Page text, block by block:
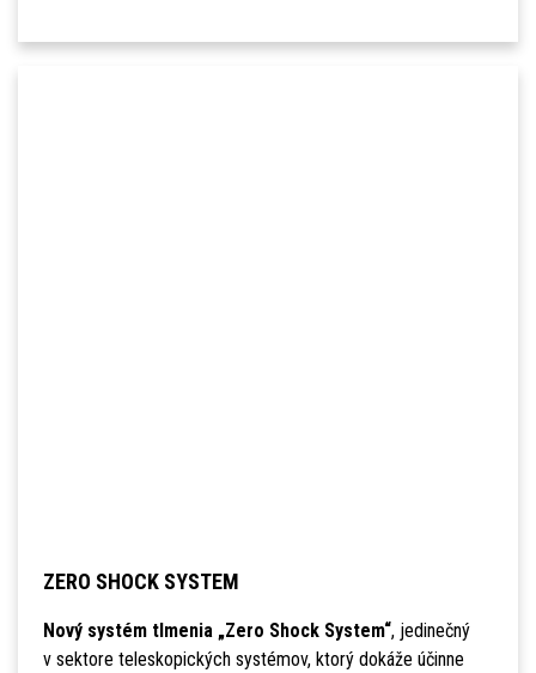
ZERO SHOCK SYSTEM
Nový systém tlmenia „Zero Shock System“, jedinečný
v sektore teleskopických systémov, ktorý dokáže účinne